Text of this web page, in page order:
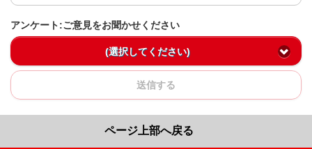
アンケート:ご意見をお聞かせください
(選択してください)
送信する
ページ上部へ戻る